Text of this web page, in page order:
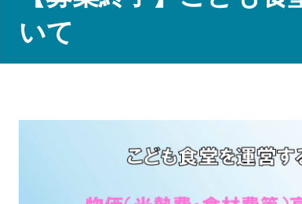
いて